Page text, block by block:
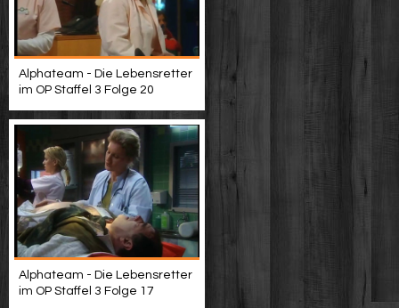
Alphateam - Die Lebensretter
im OP Staffel 3 Folge 20
Alphateam - Die Lebensretter
im OP Staffel 3 Folge 17